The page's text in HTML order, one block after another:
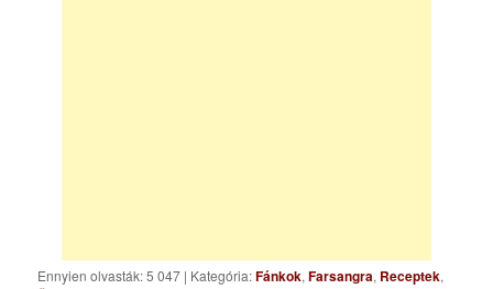
Ennyien olvasták: 5 047 | Kategória:Fánkok,Farsangra, Receptek,